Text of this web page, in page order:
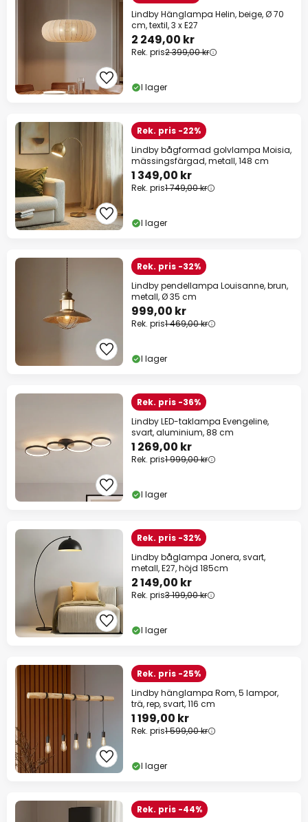
Lindby Hänglampa Helin, beige, Ø 70
cm, textil, 3 x E27
2 249,00 kr
Rek. pris2 399,00 kr
I lager
Rek. pris -22%
Lindby bågformad golvlampa Moisia,
mässingsfärgad, metall, 148 cm
1 349,00 kr
Rek. pris1 749,00 kr
I lager
Rek. pris -32%
Lindby pendellampa Louisanne, brun,
metall, Ø 35 cm
999,00 kr
Rek. pris1 469,00 kr
I lager
Rek. pris -36%
Lindby LED-taklampa Evengeline,
svart, aluminium, 88 cm
1 269,00 kr
Rek. pris1 999,00 kr
I lager
Rek. pris -32%
Lindby båglampa Jonera, svart,
metall, E27, höjd 185cm
2 149,00 kr
Rek. pris3 199,00 kr
I lager
Rek. pris -25%
Lindby hänglampa Rom, 5 lampor,
trä, rep, svart, 116 cm
1 199,00 kr
Rek. pris1 599,00 kr
I lager
Rek. pris -44%